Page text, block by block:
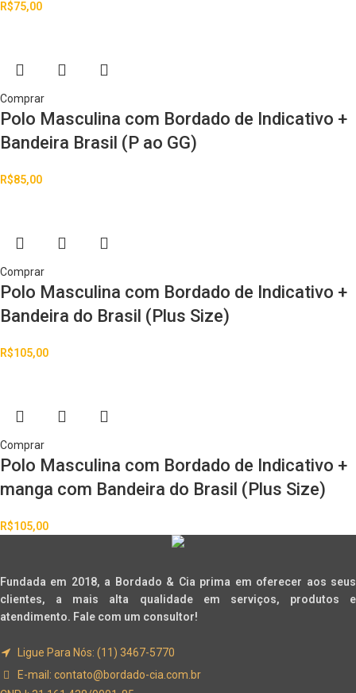
R$75,00
Comprar
Polo Masculina com Bordado de Indicativo +
Bandeira Brasil (P ao GG)
R$85,00
Comprar
Polo Masculina com Bordado de Indicativo +
Bandeira do Brasil (Plus Size)
R$105,00
Comprar
Polo Masculina com Bordado de Indicativo +
manga com Bandeira do Brasil (Plus Size)
R$105,00
Fundada em 2018, a Bordado & Cia prima em oferecer aos seus
clientes, a mais alta qualidade em serviços, produtos e
atendimento. Fale com um consultor!
Ligue Para Nós: (11) 3467-5770
E-mail: contato@bordado-cia.com.br